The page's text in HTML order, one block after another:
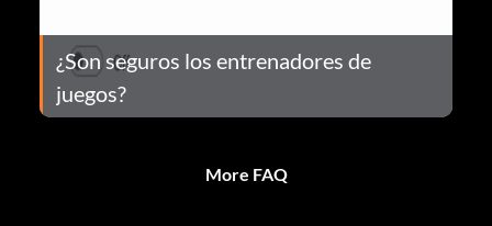
¿Son seguros los entrenadores de
juegos?
More FAQ